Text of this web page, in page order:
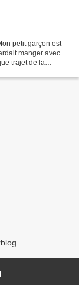
petit garçon est
manger avec
trajet de la